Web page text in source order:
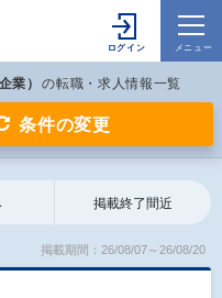
業） の転職・求人情報一覧
条件の変更
掲載終了間近
掲載期間：26/08/07～26/08/20